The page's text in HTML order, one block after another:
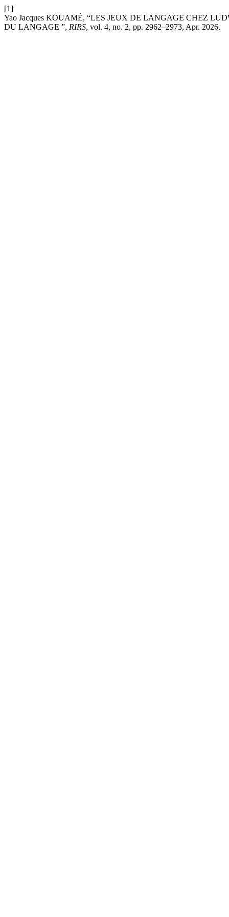
[1]
Yao Jacques KOUAMÉ, “LES JEUX DE LANGAGE CHEZ
DU LANGAGE ”, RIRS, vol. 4, no. 2, pp. 2962–2973, Apr. 2026.